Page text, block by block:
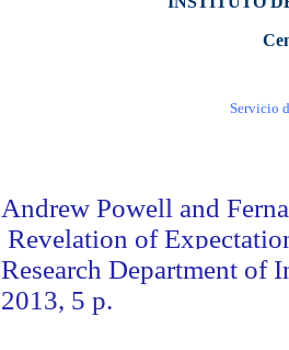
Servicio
Andrew Powell and
Revelation of
Research Department of
2013, 5 p.